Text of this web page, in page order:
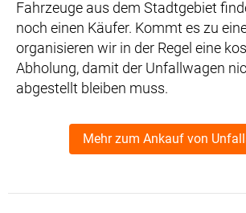
Fahrzeuge aus dem Stadtgebiet
noch einen Käufer. Kommt es zu
organisieren wir in der Regel eine
Abholung, damit der Unfallwagen
abgestellt bleiben muss.
Mehr zum Ankauf von